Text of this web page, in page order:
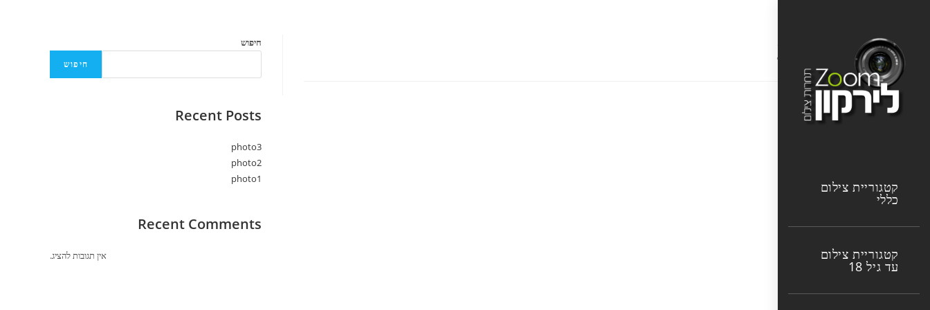
content
קטגוריית צילום
כללי
קטגוריית צילום
עד גיל 18
צחי כרמל2 חיפוש
חיפוש
Recent Posts
photo3
photo2
photo1
Recent Comments
אין תגובות להציג.